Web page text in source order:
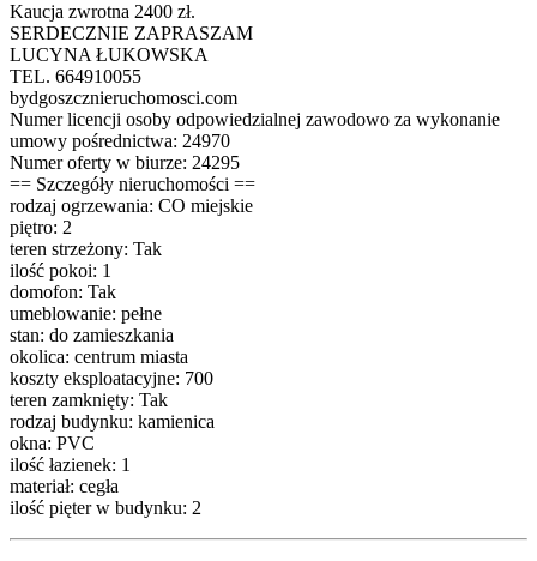
Kaucja zwrotna 2400 zł.
SERDECZNIE ZAPRASZAM
LUCYNA ŁUKOWSKA
TEL. 664910055
bydgoszcznieruchomosci.com
Numer licencji osoby odpowiedzialnej zawodowo za wykonanie
umowy pośrednictwa: 24970
Numer oferty w biurze: 24295
== Szczegóły nieruchomości ==
rodzaj ogrzewania: CO miejskie
piętro: 2
teren strzeżony: Tak
ilość pokoi: 1
domofon: Tak
umeblowanie: pełne
stan: do zamieszkania
okolica: centrum miasta
koszty eksploatacyjne: 700
teren zamknięty: Tak
rodzaj budynku: kamienica
okna: PVC
ilość łazienek: 1
materiał: cegła
ilość pięter w budynku: 2